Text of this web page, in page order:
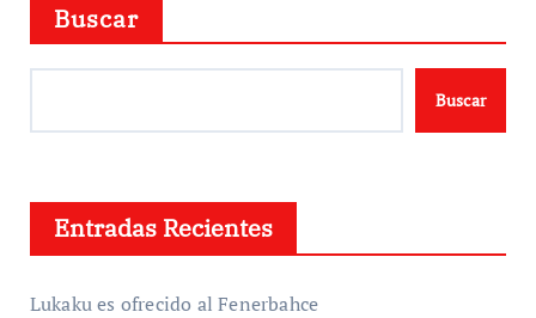
Buscar
Buscar
Entradas Recientes
Lukaku es ofrecido al Fenerbahce